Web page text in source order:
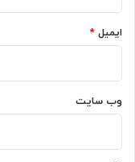
ایمیل *
وب‌ سایت